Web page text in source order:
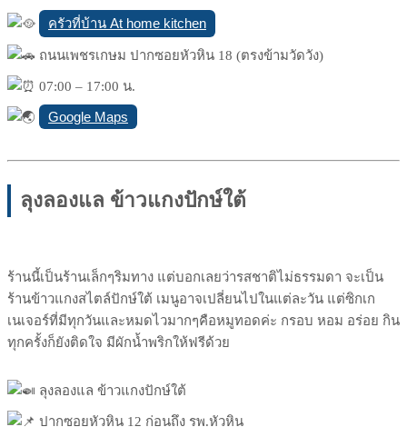
ครัวที่บ้าน At home kitchen
ถนนเพชรเกษม ปากซอยหัวหิน 18 (ตรงข้ามวัดวัง)
07:00 – 17:00 น.
Google Maps
ลุงลองแล ข้าวแกงปักษ์ใต้
ร้านนี้เป็นร้านเล็กๆริมทาง แต่บอกเลยว่ารสชาติไม่ธรรมดา จะเป็น
ร้านข้าวแกงสไตล์ปักษ์ใต้ เมนูอาจเปลี่ยนไปในแต่ละวัน แต่ซิกเก
เนเจอร์ที่มีทุกวันและหมดไวมากๆคือหมูทอดค่ะ กรอบ หอม อร่อย กิน
ทุกครั้งก็ยังติดใจ มีผักน้ำพริกให้ฟรีด้วย
ลุงลองแล ข้าวแกงปักษ์ใต้
ปากซอยหัวหิน 12 ก่อนถึง รพ.หัวหิน